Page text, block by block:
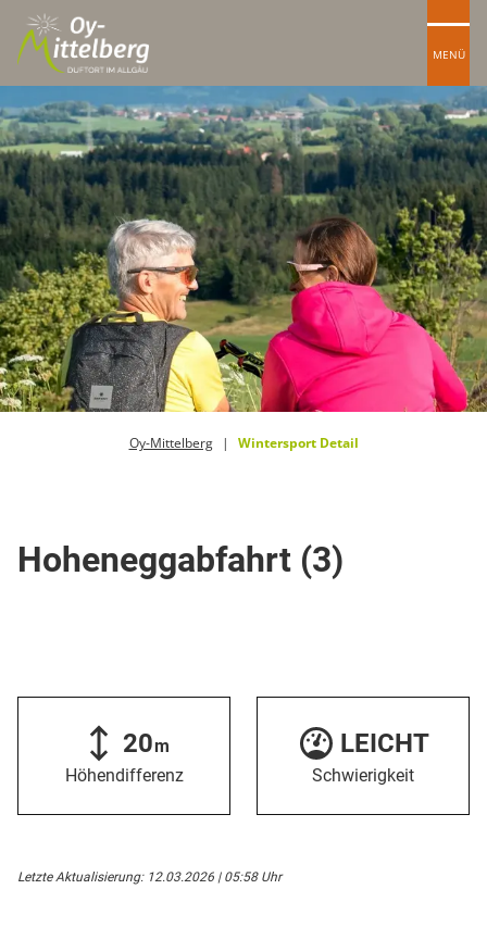
MENÜ
Oy-Mittelberg Wintersport Detail
Hoheneggabfahrt (3)
20m
Höhendifferenz
LEICHT
Schwierigkeit
Letzte Aktualisierung: 12.03.2026 | 05:58 Uhr